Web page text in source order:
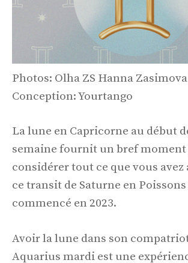
Photos: Olha ZS Hanna Zasimova |
Conception: Yourtango
La lune en Capricorne au début
semaine fournit un bref
considérer tout ce que vous avez
ce transit de Saturne en
commencé en 2023.
Avoir la lune dans son
Aquarius mardi est une